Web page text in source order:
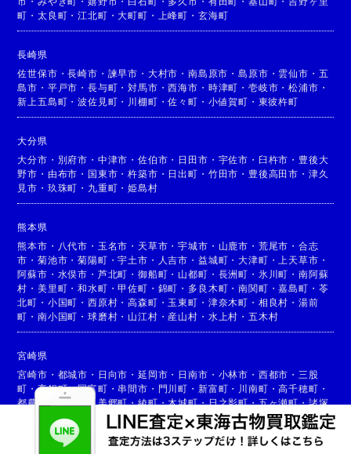
町 ・太良町 ・江北町 ・大町町 ・ 上峰町 ・ 玄海町
長崎県
佐世保市 ・長崎市 ・ 諫早市 ・ 大村市 ・南島原市 ・島原市 ・ 雲仙市 ・ 五
島市 ・ 平戸市 ・長与町 ・対馬市 ・西海市 ・ 時津町 ・ 壱岐市 ・松浦市 ・
新上五島町 ・波佐見町 ・ 川棚町 ・佐々町 ・ 小値賀町 ・ 東彼杵町
大分県
大分市 ・ 別府市 ・ 中津市 ・佐伯市 ・ 日田市 ・ 宇佐市 ・ 臼杵市 ・ 豊後大
野市 ・ 由布市 ・ 国東市 ・杵築市 ・ 日出町 ・ 竹田市 ・ 豊後高田市 ・ 津久
見市 ・ 玖珠町 ・ 九重町 ・姫島村
熊本県
熊本市 ・ 八代市 ・ 玉名市 ・ 天草市 ・宇城市 ・ 山鹿市 ・ 荒尾市 ・ 合志
市 ・菊池市 ・菊陽町 ・宇土市 ・ 人吉市 ・ 益城町 ・大津町 ・ 上天草市 ・
阿蘇市 ・ 水俣市 ・ 芦北町 ・御船町 ・ 山都町 ・ 長洲町 ・ 氷川町 ・ 南阿蘇
村 ・美里町 ・和水町 ・甲佐町 ・ 錦町 ・ 多良木町 ・南関町 ・嘉島町 ・ 苓
北町 ・ 小国町 ・西原村 ・高森町 ・ 玉東町 ・ 津奈木町 ・ 相良村 ・ 湯前
町 ・南小国町 ・球磨村 ・ 山江村 ・ 産山村 ・ 水上村 ・ 五木村
宮崎県
宮崎市 ・ 都城市 ・ 日向市 ・延岡市 ・ 日南市 ・ 小林市 ・ 西都市 ・ 三股
町 ・高鍋町・国富町 ・ 串間市 ・ 門川町 ・ 新富町 ・ 川南町 ・高千穂町 ・
都農町
高原町 ・美郷町・綾町・木城町・日之影町・五ヶ瀬町・諸塚
椎葉村・ 西米良村